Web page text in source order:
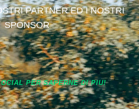
PARTNER ED I NOSTRI
SPONSOR
PER SAPERNE DI PIU!